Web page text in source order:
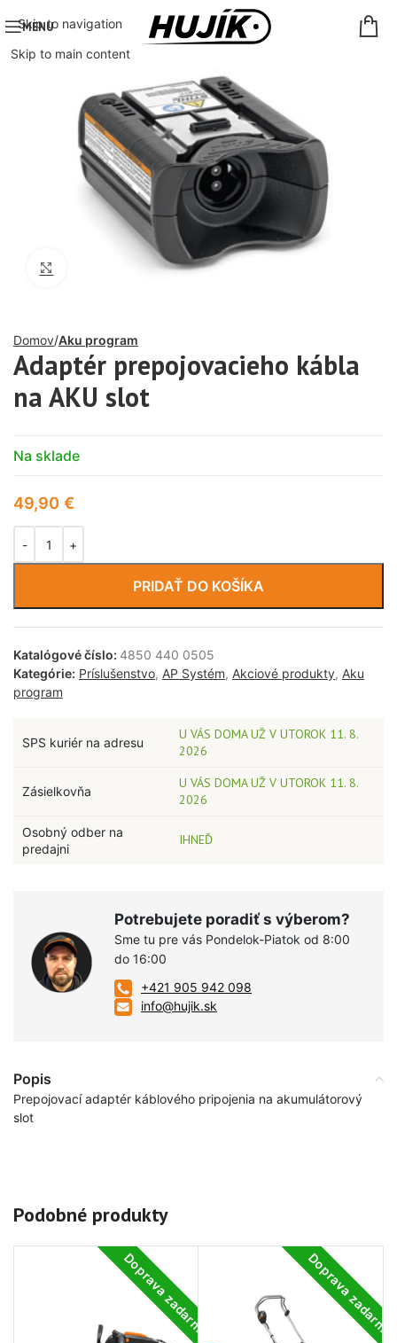
Skip to navigation
Skip to main content
MENU
Domov Aku program
Adaptér prepojovacieho kábla
na AKU slot
Na sklade
49,90 €
PRIDAŤ DO KOŠÍKA
Katalógové číslo: 4850 440 0505
Kategórie: Príslušenstvo, AP Systém, Akciové produkty, Aku
program
SPS kuriér na adresu
U VÁS DOMA UŽ V UTOROK 11. 8.
2026
Zásielkovňa
U VÁS DOMA UŽ V UTOROK 11. 8.
2026
Osobný odber na
predajni
IHNEĎ
Potrebujete poradiť s výberom?
Sme tu pre vás Pondelok-Piatok od 8:00
do 16:00
+421 905 942 098
info@hujik.sk
Popis
Prepojovací adaptér káblového pripojenia na akumulátorový
slot
Podobné produkty
Doprava zadarmo Doprava zadarmo